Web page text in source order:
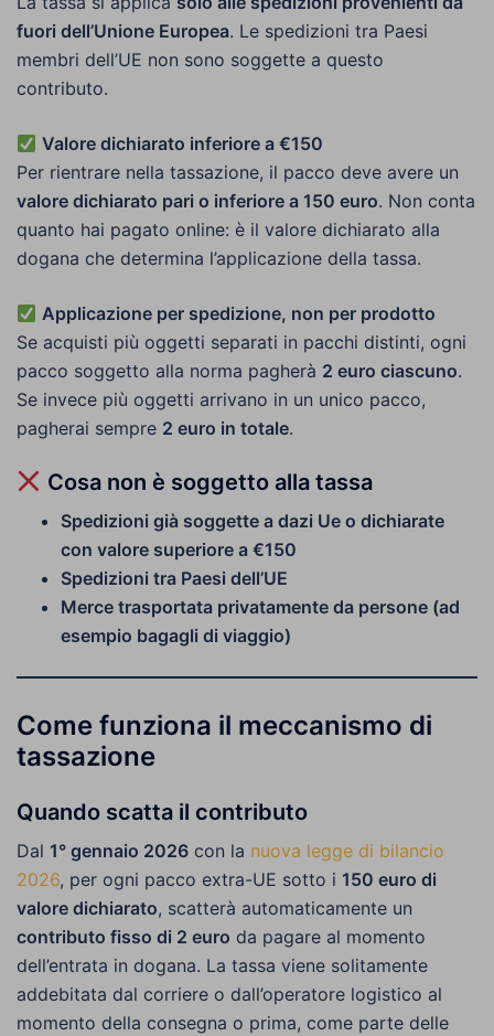
fuori dell’Unione Europea. Le spedizioni tra Paesi
membri dell’UE non sono soggette a questo
contributo.
Valore dichiarato inferiore a €150
Per rientrare nella tassazione, il pacco deve avere un
valore dichiarato pari o inferiore a 150 euro. Non conta
quanto hai pagato online: è il valore dichiarato alla
dogana che determina l’applicazione della tassa.
Applicazione per spedizione, non per prodotto
Se acquisti più oggetti separati in pacchi distinti, ogni
pacco soggetto alla norma pagherà 2 euro ciascuno.
Se invece più oggetti arrivano in un unico pacco,
pagherai sempre 2 euro in totale.
Cosa non è soggetto alla tassa
Spedizioni già soggette a dazi Ue o dichiarate
con valore superiore a €150
Spedizioni tra Paesi dell’UE
Merce trasportata privatamente da persone (ad
esempio bagagli di viaggio)
Come funziona il meccanismo di
tassazione
Quando scatta il contributo
Dal 1° gennaio 2026 con la nuova legge di bilancio
2026, per ogni pacco extra-UE sotto i 150 euro di
valore dichiarato, scatterà automaticamente un
contributo fisso di 2 euro da pagare al momento
dell’entrata in dogana. La tassa viene solitamente
addebitata dal corriere o dall’operatore logistico al
momento della consegna o prima, come parte delle